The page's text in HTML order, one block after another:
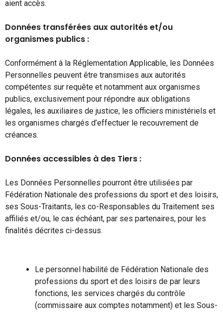
aient accès.
Données transférées aux autorités et/ou
organismes publics :
Conformément à la Réglementation Applicable, les Données
Personnelles peuvent être transmises aux autorités
compétentes sur requête et notamment aux organismes
publics, exclusivement pour répondre aux obligations
légales, les auxiliaires de justice, les officiers ministériels et
les organismes chargés d’effectuer le recouvrement de
créances.
Données accessibles à des Tiers :
Les Données Personnelles pourront être utilisées par
Fédération Nationale des professions du sport et des loisirs,
ses Sous-Traitants, les co-Responsables du Traitement ses
affiliés et/ou, le cas échéant, par ses partenaires, pour les
finalités décrites ci-dessus.
Le personnel habilité de Fédération Nationale des
professions du sport et des loisirs de par leurs
fonctions, les services chargés du contrôle
(commissaire aux comptes notamment) et les Sous-